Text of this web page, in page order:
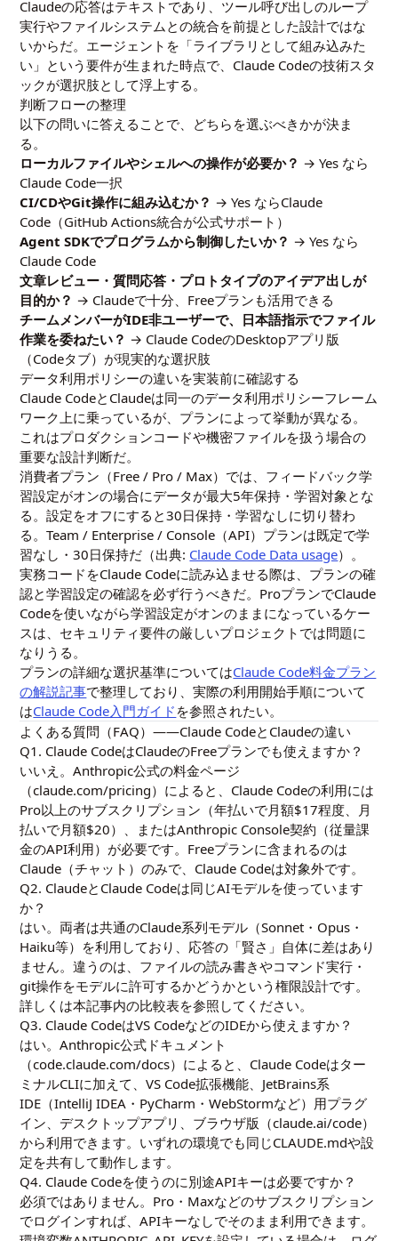
Claudeの応答はテキストであり、ツール呼び出しのループ
実行やファイルシステムとの統合を前提とした設計ではな
いからだ。エージェントを「ライブラリとして組み込みた
い」という要件が生まれた時点で、Claude Codeの技術スタ
ックが選択肢として浮上する。
判断フローの整理
以下の問いに答えることで、どちらを選ぶべきかが決ま
る。
ローカルファイルやシェルへの操作が必要か？ → Yes なら
Claude Code一択
CI/CDやGit操作に組み込むか？ → Yes ならClaude
Code（GitHub Actions統合が公式サポート）
Agent SDKでプログラムから制御したいか？ → Yes なら
Claude Code
文章レビュー・質問応答・プロトタイプのアイデア出しが
目的か？ → Claudeで十分、Freeプランも活用できる
チームメンバーがIDE非ユーザーで、日本語指示でファイル
作業を委ねたい？ → Claude CodeのDesktopアプリ版
（Codeタブ）が現実的な選択肢
データ利用ポリシーの違いを実装前に確認する
Claude CodeとClaudeは同一のデータ利用ポリシーフレーム
ワーク上に乗っているが、プランによって挙動が異なる。
これはプロダクションコードや機密ファイルを扱う場合の
重要な設計判断だ。
消費者プラン（Free / Pro / Max）では、フィードバック学
習設定がオンの場合にデータが最大5年保持・学習対象とな
る。設定をオフにすると30日保持・学習なしに切り替わ
る。Team / Enterprise / Console（API）プランは既定で学
習なし・30日保持だ（出典: Claude Code Data usage）。
実務コードをClaude Codeに読み込ませる際は、プランの確
認と学習設定の確認を必ず行うべきだ。ProプランでClaude
Codeを使いながら学習設定がオンのままになっているケー
スは、セキュリティ要件の厳しいプロジェクトでは問題に
なりうる。
プランの詳細な選択基準についてはClaude Code料金プラン
の解説記事で整理しており、実際の利用開始手順について
はClaude Code入門ガイド を参照されたい。
よくある質問（FAQ）——Claude CodeとClaudeの違い
Q1. Claude CodeはClaudeのFreeプランでも使えますか？
いいえ。Anthropic公式の料金ページ
（claude.com/pricing）によると、Claude Codeの利用には
Pro以上のサブスクリプション（年払いで月額$17程度、月
払いで月額$20）、またはAnthropic Console契約（従量課
金のAPI利用）が必要です。Freeプランに含まれるのは
Claude（チャット）のみで、Claude Codeは対象外です。
Q2. ClaudeとClaude Codeは同じAIモデルを使っています
か？
はい。両者は共通のClaude系列モデル（Sonnet・Opus・
Haiku等）を利用しており、応答の「賢さ」自体に差はあり
ません。違うのは、ファイルの読み書きやコマンド実行・
git操作をモデルに許可するかどうかという権限設計です。
詳しくは本記事内の比較表を参照してください。
Q3. Claude CodeはVS CodeなどのIDEから使えますか？
はい。Anthropic公式ドキュメント
（code.claude.com/docs）によると、Claude Codeはター
ミナルCLIに加えて、VS Code拡張機能、JetBrains系
IDE（IntelliJ IDEA・PyCharm・WebStormなど）用プラグ
イン、デスクトップアプリ、ブラウザ版（claude.ai/code）
から利用できます。いずれの環境でも同じCLAUDE.mdや設
定を共有して動作します。
Q4. Claude Codeを使うのに別途APIキーは必要ですか？
必須ではありません。Pro・Maxなどのサブスクリプション
でログインすれば、APIキーなしでそのまま利用できます。